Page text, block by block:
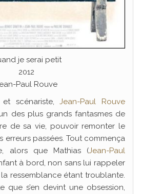
je serai petit
2012
Paul Rouve
et scénariste,Jean-Paul Rouve
des plus grands fantasmes de
de sa vie, pouvoir remonter le
erreurs passées. Tout commença
alors que Mathias (Jean-Paul
à bord, non sans lui rappeler
ressemblance étant troublante.
que s’en devint une obsession,